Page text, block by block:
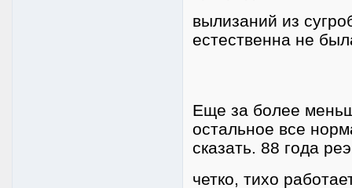
вылизаний из
естественна не
Еще за более
остальное все
сказать. 88 года
четко, тихо